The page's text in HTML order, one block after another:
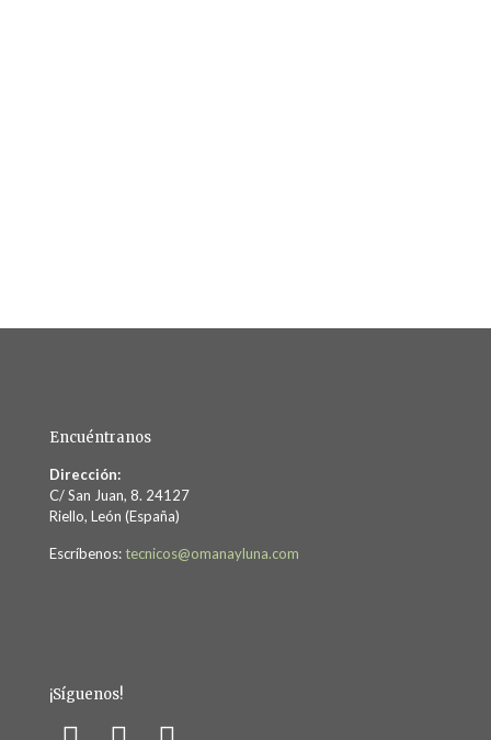
Encuéntranos
Dirección:
C/ San Juan, 8. 24127
Riello, León (España)
Escríbenos: tecnicos@omanayluna.com
¡Síguenos!